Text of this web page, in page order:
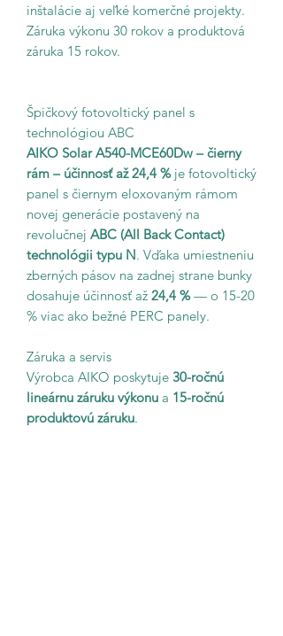
inštalácie aj veľké komerčné projekty.
Záruka výkonu 30 rokov a produktová
záruka 15 rokov.
Špičkový fotovoltický panel s
technológiou ABC
AIKO Solar A540-MCE60Dw – čierny
rám – účinnosť až 24,4 %je fotovoltický
panel s čiernym eloxovaným rámom
novej generácie postavený na
revolučnej ABC (All Back Contact)
technológii typu N. Vďaka umiestneniu
zberných pásov na zadnej strane bunky
dosahuje účinnosť až 24,4 %— o 15-20
% viac ako bežné PERC panely.
Záruka a servis
Výrobca AIKO poskytuje 30-ročnú
lineárnu záruku výkonu a 15-ročnú
produktovú záruku.